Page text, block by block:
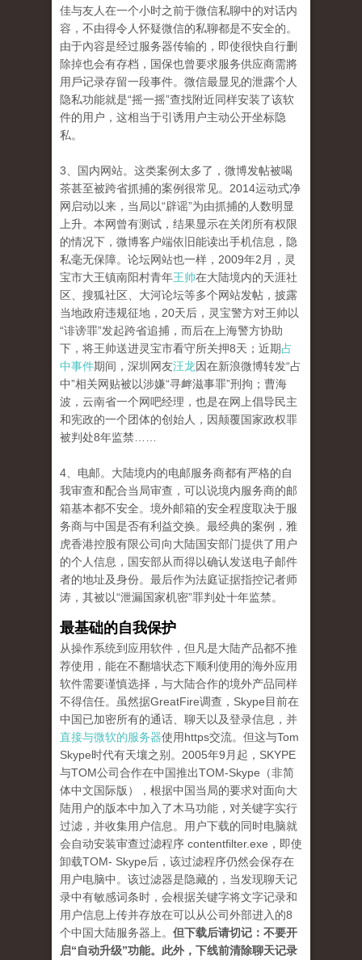
佳与友人在一个小时之前于微信私聊中的对话内
容，不由得令人怀疑微信的私聊都是不安全的。
由于內容是经过服务器传输的，即使很快自行删
除掉也会有存档，国保也曾要求服务供应商需將
用戶记录存留一段事件。微信最显见的泄露个人
隐私功能就是“摇一摇”查找附近同样安装了该软
件的用户，这相当于引诱用户主动公开坐标隐
私。
3、国内网站。这类案例太多了，微博发帖被喝
茶甚至被跨省抓捕的案例很常见。2014运动式净
网启动以来，当局以“辟谣”为由抓捕的人数明显
上升。本网曾有测试，结果显示在关闭所有权限
的情况下，微博客户端依旧能读出手机信息，隐
私毫无保障。论坛网站也一样，2009年2月，灵
宝市大王镇南阳村青年王帅在大陆境内的天涯社
区、搜狐社区、大河论坛等多个网站发帖，披露
当地政府违规征地，20天后，灵宝警方对王帅以
“诽谤罪”发起跨省追捕，而后在上海警方协助
下，将王帅送进灵宝市看守所关押8天；近期占
中事件期间，深圳网友汪龙因在新浪微博转发“占
中”相关网贴被以涉嫌“寻衅滋事罪”刑拘；曹海
波，云南省一个网吧经理，也是在网上倡导民主
和宪政的一个团体的创始人，因颠覆国家政权罪
被判处8年监禁……
4、电邮。大陆境内的电邮服务商都有严格的自
我审查和配合当局审查，可以说境内服务商的邮
箱基本都不安全。境外邮箱的安全程度取决于服
务商与中国是否有利益交换。最经典的案例，雅
虎香港控股有限公司向大陆国安部门提供了用户
的个人信息，国安部从而得以确认发送电子邮件
者的地址及身份。最后作为法庭证据指控记者师
涛，其被以“泄漏国家机密”罪判处十年监禁。
最基础的自我保护
从操作系统到应用软件，但凡是大陆产品都不推
荐使用，能在不翻墙状态下顺利使用的海外应用
软件需要谨慎选择，与大陆合作的境外产品同样
不得信任。虽然据GreatFire调查，Skype目前在
中国已加密所有的通话、聊天以及登录信息，并
直接与微软的服务器使用https交流。但这与Tom
Skype时代有天壤之别。2005年9月起，SKYPE
与TOM公司合作在中国推出TOM-Skype（非简
体中文国际版），根据中国当局的要求对面向大
陆用户的版本中加入了木马功能，对关键字实行
过滤，并收集用户信息。用户下载的同时电脑就
会自动安装审查过滤程序 contentfilter.exe，即使
卸载TOM- Skype后，该过滤程序仍然会保存在
用户电脑中。该过滤器是隐藏的，当发现聊天记
录中有敏感词条时，会根据关键字将文字记录和
用户信息上传并存放在可以从公司外部进入的8
个中国大陆服务器上。 但下载后请切记：不要开
启“自动升级”功能。此外，下线前清除聊天记录